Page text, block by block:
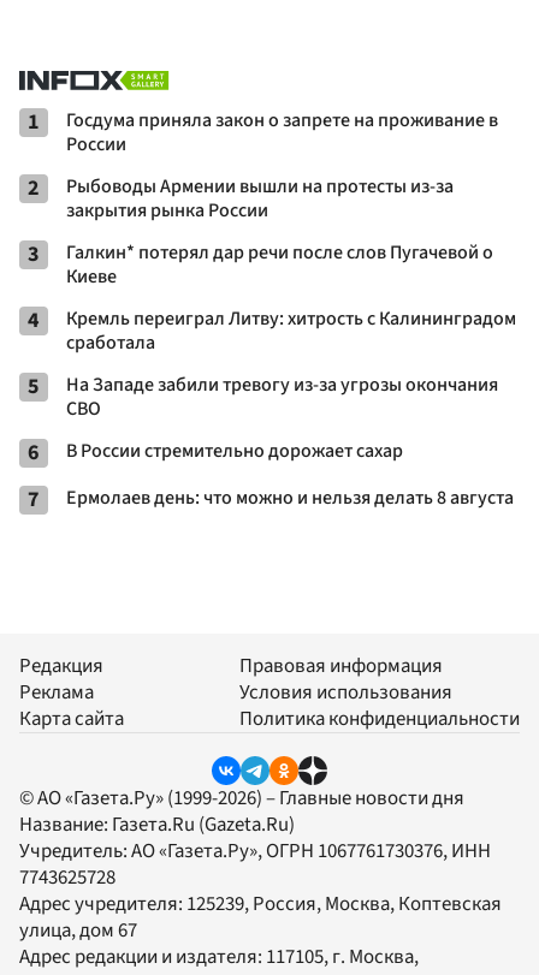
1
Госдума приняла закон о запрете на проживание в
России
2
Рыбоводы Армении вышли на протесты из-за
закрытия рынка России
3
Галкин* потерял дар речи после слов Пугачевой о
Киеве
4
Кремль переиграл Литву: хитрость с Калининградом
сработала
5
На Западе забили тревогу из-за угрозы окончания
СВО
6 В России стремительно дорожает сахар
7 Ермолаев день: что можно и нельзя делать 8 августа
Редакция
Реклама
Карта сайта
Правовая информация
Условия использования
Политика конфиденциальности
© АО «Газета.Ру» (1999-2026) – Главные новости дня
Название: Газета.Ru (Gazeta.Ru)
Учредитель:АО «Газета.Ру», ОГРН 1067761730376, ИНН
7743625728
Адрес учредителя: 125239, Россия, Москва, Коптевская
улица, дом 67
Адрес редакции и издателя: 117105, г. Москва,